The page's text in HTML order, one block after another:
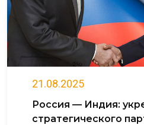
21.08.2025
Россия — Индия:
стратегического